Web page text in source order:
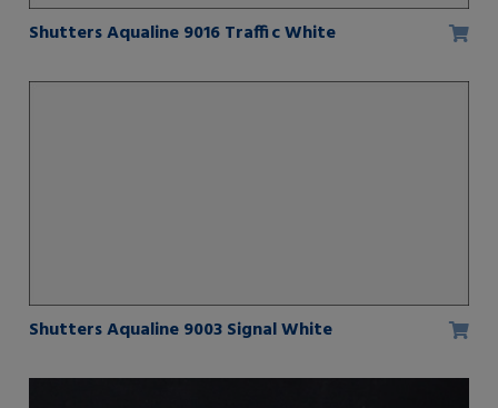
Shutters Aqualine 9016 Traffic White
Shutters Aqualine 9003 Signal White